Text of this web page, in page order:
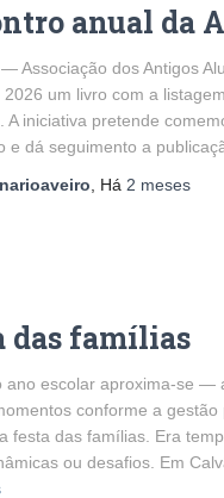
anual da
— Associação dos Antigos
um livro com a
A iniciativa pretende
e dá seguimento a
, Há 2 meses
das famílias
ano escolar aproxima-se —
conforme a
festa das famílias. Era
ou desafios. Em